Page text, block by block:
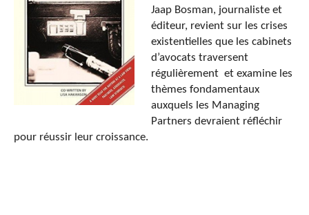
Jaap Bosman, journaliste et
éditeur, revient sur les crises
existentielles que les cabinets
d’avocats traversent
régulièrement et examine les
thèmes fondamentaux
auxquels les Managing
Partners devraient réfléchir
pour réussir leur croissance.